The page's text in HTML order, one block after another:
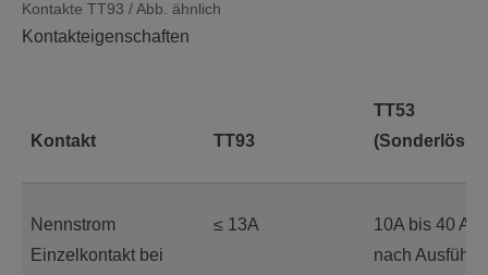
Kontakte TT93 / Abb. ähnlich
Kontakteigenschaften
Kontakt TT93
TT53
Nennstrom
Einzelkontakt bei
≤ 13A
10A bis 40 A je
nach